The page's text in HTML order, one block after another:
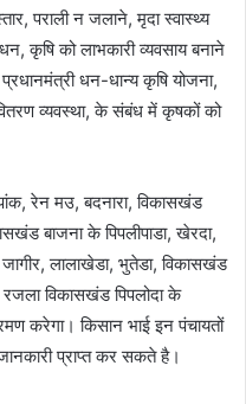
पराली न जलाने, मृदा स्वास्थ्य
कृषि को लाभकारी व्यवसाय बनाने
धन-धान्य कृषि योजना,
व्यवस्था, के संबंध में कृषकों को
रेन मउ, बदनारा, विकासखंड
बाजना के पिपलीपाडा, खेरदा,
लालाखेडा, भुतेडा, विकासखंड
विकासखंड पिपलोदा के
करेगा। किसान भाई इन पंचायतों
प्राप्त कर सकते है।